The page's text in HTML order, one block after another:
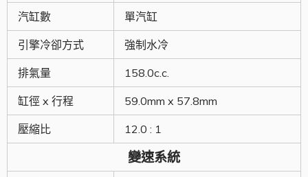
汽缸數 單汽缸
引擎冷卻方式 強制水冷
排氣量 158.0c.c.
缸徑 x 行程 59.0mm x 57.8mm
壓縮比 12.0 : 1
變速系統